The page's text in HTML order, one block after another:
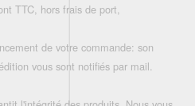
TTC, hors frais de port,
de votre commande: son
vous sont notifiés par mail.